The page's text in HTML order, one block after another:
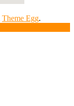
Theme Egg.